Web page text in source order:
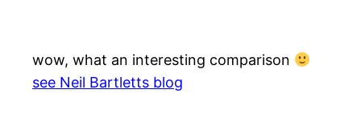
wow, what an interesting comparison
see Neil Bartletts blog